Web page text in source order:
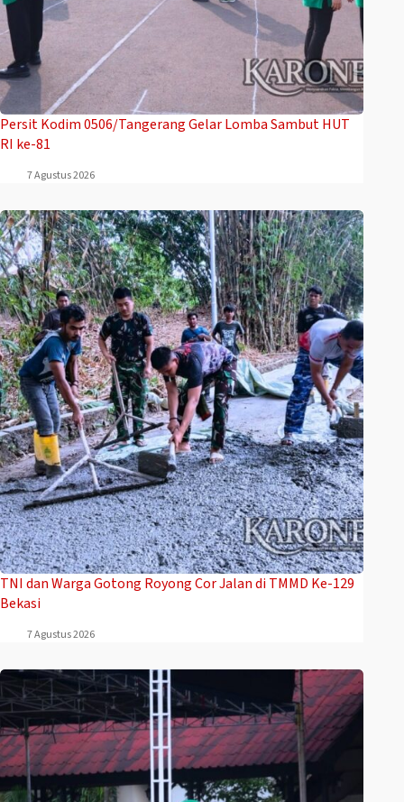
Persit Kodim 0506/Tangerang Gelar Lomba Sambut HUT
RI ke-81
7 Agustus 2026
TNI dan Warga Gotong Royong Cor Jalan di TMMD Ke-129
Bekasi
7 Agustus 2026